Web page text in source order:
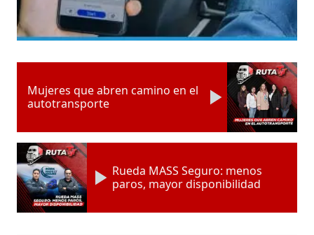
Mujeres que abren camino en el
autotransporte
Rueda MASS Seguro: menos
paros, mayor disponibilidad